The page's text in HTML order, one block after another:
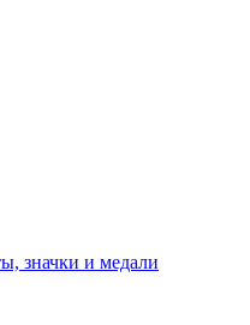
значки и медали